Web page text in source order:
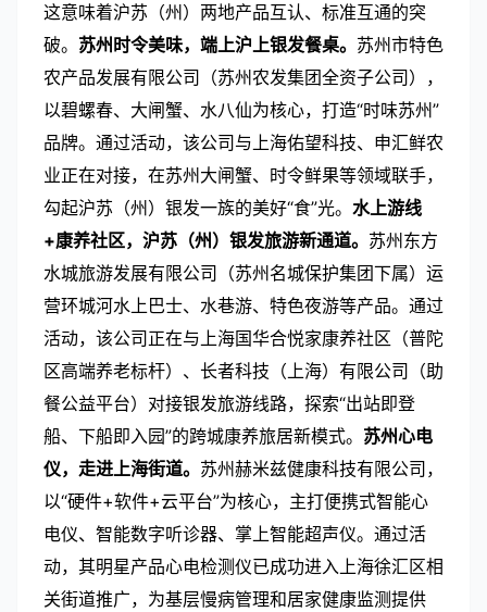
这意味着沪苏（州）两地产品互认、标准互通的突
破。 苏州时令美味，端上沪上银发餐桌。 苏州市特色
农产品发展有限公司（苏州农发集团全资子公司），
以碧螺春、大闸蟹、水八仙为核心，打造“时味苏州”
品牌。通过活动，该公司与上海佑望科技、申汇鲜农
业正在对接，在苏州大闸蟹、时令鲜果等领域联手，
勾起沪苏（州）银发一族的美好“食”光。 水上游线
+康养社区，沪苏（州）银发旅游新通道。 苏州东方
水城旅游发展有限公司（苏州名城保护集团下属）运
营环城河水上巴士、水巷游、特色夜游等产品。通过
活动，该公司正在与上海国华合悦家康养社区（普陀
区高端养老标杆）、长者科技（上海）有限公司（助
餐公益平台）对接银发旅游线路，探索“出站即登
船、下船即入园”的跨城康养旅居新模式。 苏州心电
仪，走进上海街道。 苏州赫米兹健康科技有限公司，
以“硬件+软件+云平台”为核心，主打便携式智能心
电仪、智能数字听诊器、掌上智能超声仪。通过活
动，其明星产品心电检测仪已成功进入上海徐汇区相
关街道推广，为基层慢病管理和居家健康监测提供